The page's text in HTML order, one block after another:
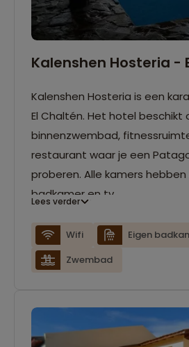
Kalenshen Hosteria -
Kalenshen Hosteria is een
El Chaltén. Het hotel beschikt
binnenzwembad,
restaurant waar je een
proberen. Alle kamers
badkamer en tv.
Lees verder
Wifi
Eigen
Zwembad